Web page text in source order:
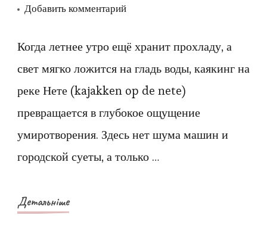
Добавить комментарийк
Каякинг
Нете
без
спешки
и
Когда летнее утро ещё хранит прохладу, а
свет мягко ложится на гладь воды, каякинг на
реке Нете (kajakken op de nete)
превращается в глубокое ощущение
умиротворения. Здесь нет шума машин и
городской суеты, а только …
Детальніше